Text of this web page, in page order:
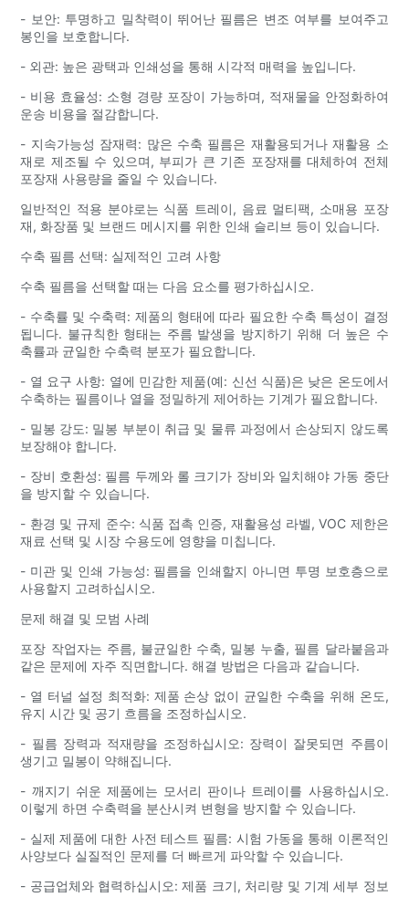
- 보안: 투명하고 밀착력이 뛰어난 필름은 변조 여부를 보여주고
봉인을 보호합니다.
- 외관: 높은 광택과 인쇄성을 통해 시각적 매력을 높입니다.
- 비용 효율성: 소형 경량 포장이 가능하며, 적재물을 안정화하여
운송 비용을 절감합니다.
- 지속가능성 잠재력: 많은 수축 필름은 재활용되거나 재활용 소
재로 제조될 수 있으며, 부피가 큰 기존 포장재를 대체하여 전체
포장재 사용량을 줄일 수 있습니다.
일반적인 적용 분야로는 식품 트레이, 음료 멀티팩, 소매용 포장
재, 화장품 및 브랜드 메시지를 위한 인쇄 슬리브 등이 있습니다.
수축 필름 선택: 실제적인 고려 사항
수축 필름을 선택할 때는 다음 요소를 평가하십시오.
- 수축률 및 수축력: 제품의 형태에 따라 필요한 수축 특성이 결정
됩니다. 불규칙한 형태는 주름 발생을 방지하기 위해 더 높은 수
축률과 균일한 수축력 분포가 필요합니다.
- 열 요구 사항: 열에 민감한 제품(예: 신선 식품)은 낮은 온도에서
수축하는 필름이나 열을 정밀하게 제어하는 ​​기계가 필요합니다.
- 밀봉 강도: 밀봉 부분이 취급 및 물류 과정에서 손상되지 않도록
보장해야 합니다.
- 장비 호환성: 필름 두께와 롤 크기가 장비와 일치해야 가동 중단
을 방지할 수 있습니다.
- 환경 및 규제 준수: 식품 접촉 인증, 재활용성 라벨, VOC 제한은
재료 선택 및 시장 수용도에 영향을 미칩니다.
- 미관 및 인쇄 가능성: 필름을 인쇄할지 아니면 투명 보호층으로
사용할지 고려하십시오.
문제 해결 및 모범 사례
포장 작업자는 주름, 불균일한 수축, 밀봉 누출, 필름 달라붙음과
같은 문제에 자주 직면합니다. 해결 방법은 다음과 같습니다.
- 열 터널 설정 최적화: 제품 손상 없이 균일한 수축을 위해 온도,
유지 시간 및 공기 흐름을 조정하십시오.
- 필름 장력과 적재량을 조정하십시오: 장력이 잘못되면 주름이
생기고 밀봉이 약해집니다.
- 깨지기 쉬운 제품에는 모서리 판이나 트레이를 사용하십시오.
이렇게 하면 수축력을 분산시켜 변형을 방지할 수 있습니다.
- 실제 제품에 대한 사전 테스트 필름: 시험 가동을 통해 이론적인
사양보다 실질적인 문제를 더 빠르게 파악할 수 있습니다.
- 공급업체와 협력하십시오: 제품 크기, 처리량 및 기계 세부 정보